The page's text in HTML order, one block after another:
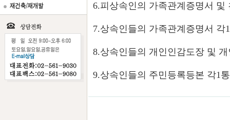
6.피상속인의 가족관계증명서 및
7.상속인들의 가족관계증명서 각
8.상속인들의 개인인감도장 및
9.상속인들의 주민등록등본 각1통